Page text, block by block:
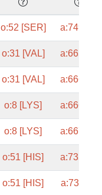
o:52 [SER] a:749 [G]
o:31 [VAL] a:665 [U]
o:31 [VAL] a:666 [G]
o:8 [LYS] a:666 [G]
o:8 [LYS] a:667 [C]
o:51 [HIS] a:735 [G]
o:51 [HIS] a:736 [A]